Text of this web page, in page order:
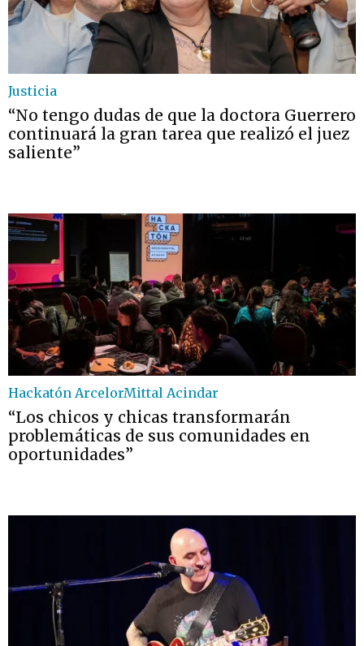
Justicia
“No tengo dudas de que la doctora Guerrero
continuará la gran tarea que realizó el juez
saliente”
Hackatón ArcelorMittal Acindar
“Los chicos y chicas transformarán
problemáticas de sus comunidades en
oportunidades”